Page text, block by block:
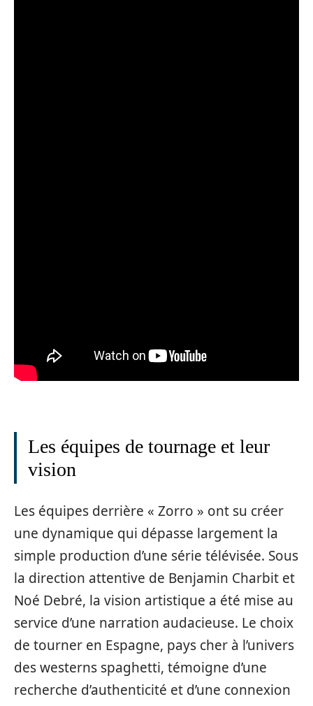
Les équipes de tournage et leur
vision
Les équipes derrière « Zorro » ont su créer
une dynamique qui dépasse largement la
simple production d’une série télévisée. Sous
la direction attentive de Benjamin Charbit et
Noé Debré, la vision artistique a été mise au
service d’une narration audacieuse. Le choix
de tourner en Espagne, pays cher à l’univers
des westerns spaghetti, témoigne d’une
recherche d’authenticité et d’une connexion